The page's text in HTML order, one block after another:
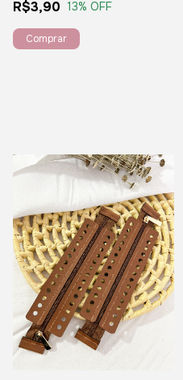
R$3,90 13% OFF
Comprar